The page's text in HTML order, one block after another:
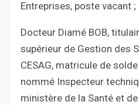
Entreprises, poste vacant ;
Docteur Diamé BOB,
supérieur de Gestion des
CESAG, matricule de
nommé Inspecteur
ministère de la Santé et